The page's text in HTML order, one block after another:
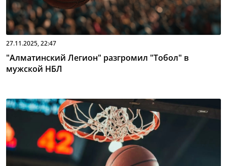
27.11.2025, 22:47
"Алматинский Легион" разгромил "Тобол" в
мужской НБЛ